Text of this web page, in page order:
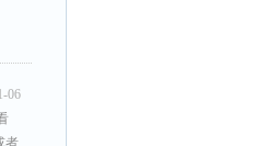
06
者